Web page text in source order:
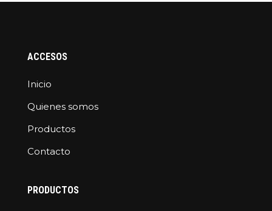
ACCESOS
Inicio
Quienes somos
Productos
Contacto
PRODUCTOS